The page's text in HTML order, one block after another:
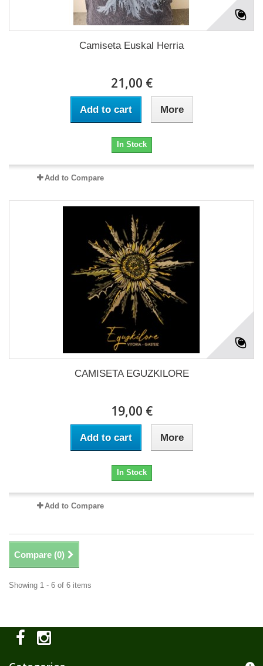
Camiseta Euskal Herria
21,00 €
Add to cart More
In Stock
Add to Compare
CAMISETA EGUZKILORE
19,00 €
Add to cart More
In Stock
Add to Compare
Compare (0)
Showing 1 - 6 of 6 items